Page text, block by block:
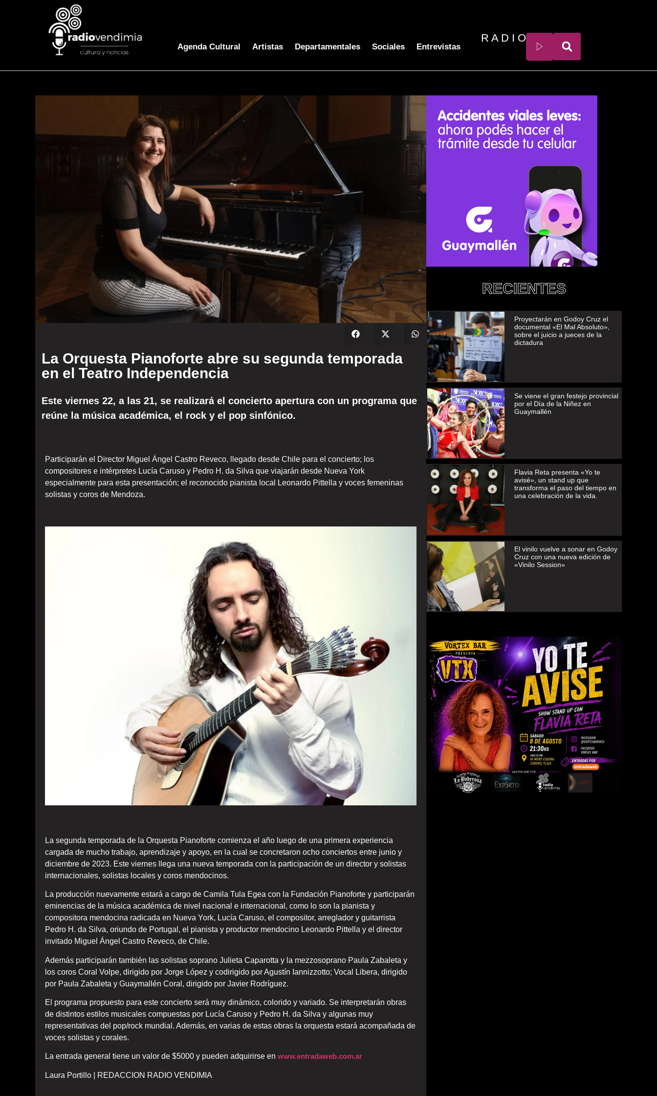
Agenda Cultural Artistas Departamentales Sociales Entrevistas
R A D I O
La Orquesta Pianoforte abre su segunda temporada
en el Teatro Independencia
Este viernes 22, a las 21, se realizará el concierto apertura con un programa que
reúne la música académica, el rock y el pop sinfónico.
Participarán el Director Miguel Ángel Castro Reveco, llegado desde Chile para el concierto; los
compositores e intérpretes Lucía Caruso y Pedro H. da Silva que viajarán desde Nueva York
especialmente para esta presentación; el reconocido pianista local Leonardo Pittella y voces femeninas
solistas y coros de Mendoza.
La segunda temporada de la Orquesta Pianoforte comienza el año luego de una primera experiencia
cargada de mucho trabajo, aprendizaje y apoyo, en la cual se concretaron ocho conciertos entre junio y
diciembre de 2023. Este viernes llega una nueva temporada con la participación de un director y solistas
internacionales, solistas locales y coros mendocinos.
La producción nuevamente estará a cargo de Camila Tula Egea con la Fundación Pianoforte y participarán
eminencias de la música académica de nivel nacional e internacional, como lo son la pianista y
compositora mendocina radicada en Nueva York, Lucía Caruso, el compositor, arreglador y guitarrista
Pedro H. da Silva, oriundo de Portugal, el pianista y productor mendocino Leonardo Pittella y el director
invitado Miguel Ángel Castro Reveco, de Chile.
Además participarán también las solistas soprano Julieta Caparotta y la mezzosoprano Paula Zabaleta y
los coros Coral Volpe, dirigido por Jorge López y codirigido por Agustín Iannizzotto; Vocal Libera, dirigido
por Paula Zabaleta y Guaymallén Coral, dirigido por Javier Rodríguez.
El programa propuesto para este concierto será muy dinámico, colorido y variado. Se interpretarán obras
de distintos estilos musicales compuestas por Lucía Caruso y Pedro H. da Silva y algunas muy
representativas del pop/rock mundial. Además, en varias de estas obras la orquesta estará acompañada de
voces solistas y corales.
La entrada general tiene un valor de $5000 y pueden adquirirse en www.entradaweb.com.ar
Laura Portillo | REDACCION RADIO VENDIMIA
RECIENTES
Proyectarán en Godoy Cruz el
documental «El Mal Absoluto»,
sobre el juicio a jueces de la
dictadura
Se viene el gran festejo provincial
por el Día de la Niñez en
Guaymallén
Flavia Reta presenta «Yo te
avisé», un stand up que
transforma el paso del tiempo en
una celebración de la vida.
El vinilo vuelve a sonar en Godoy
Cruz con una nueva edición de
«Vinilo Session»